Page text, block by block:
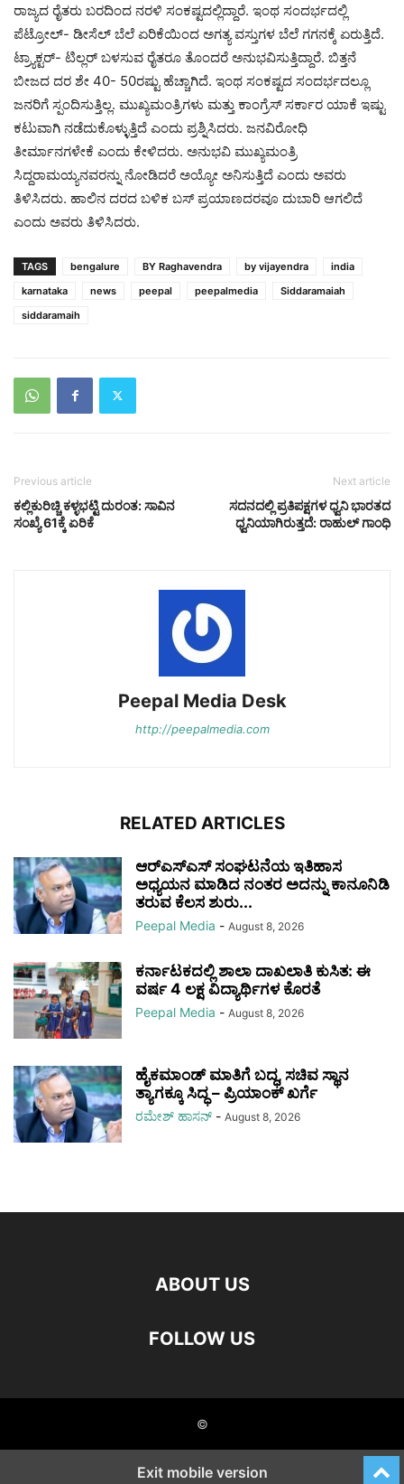
ರಾಜ್ಯದ ರೈತರು ಬರದಿಂದ ನರಳಿ ಸಂಕಷ್ಟದಲ್ಲಿದ್ದಾರೆ. ಇಂಥ ಸಂದರ್ಭದಲ್ಲಿ
ಪೆಟ್ರೋಲ್- ಡೀಸೆಲ್ ಬೆಲೆ ಏರಿಕೆಯಿಂದ ಅಗತ್ಯ ವಸ್ತುಗಳ ಬೆಲೆ ಗಗನಕ್ಕೆ ಏರುತ್ತಿದೆ.
ಟ್ರ್ಯಾಕ್ಟರ್- ಟಿಲ್ಲರ್ ಬಳಸುವ ರೈತರೂ ತೊಂದರೆ ಅನುಭವಿಸುತ್ತಿದ್ದಾರೆ. ಬಿತ್ತನೆ
ಬೀಜದ ದರ ಶೇ 40- 50ರಷ್ಟು ಹೆಚ್ಚಾಗಿದೆ. ಇಂಥ ಸಂಕಷ್ಟದ ಸಂದರ್ಭದಲ್ಲೂ
ಜನರಿಗೆ ಸ್ಪಂದಿಸುತ್ತಿಲ್ಲ. ಮುಖ್ಯಮಂತ್ರಿಗಳು ಮತ್ತು ಕಾಂಗ್ರೆಸ್ ಸರ್ಕಾರ ಯಾಕೆ ಇಷ್ಟು
ಕಟುವಾಗಿ ನಡೆದುಕೊಳ್ಳುತ್ತಿದೆ ಎಂದು ಪ್ರಶ್ನಿಸಿದರು. ಜನವಿರೋಧಿ
ತೀರ್ಮಾನಗಳೇಕೆ ಎಂದು ಕೇಳಿದರು. ಅನುಭವಿ ಮುಖ್ಯಮಂತ್ರಿ
ಸಿದ್ದರಾಮಯ್ಯನವರನ್ನು ನೋಡಿದರೆ ಅಯ್ಯೋ ಅನಿಸುತ್ತಿದೆ ಎಂದು ಅವರು
ತಿಳಿಸಿದರು. ಹಾಲಿನ ದರದ ಬಳಿಕ ಬಸ್ ಪ್ರಯಾಣದರವೂ ದುಬಾರಿ ಆಗಲಿದೆ
ಎಂದು ಅವರು ತಿಳಿಸಿದರು.
TAGS bengalure BY Raghavendra by vijayendra
india
karnataka
news peepal peepalmedia
Siddaramaiah
siddaramaih
Previous article
ಕಲ್ಲಿಕುರಿಚ್ಚಿ ಕಳ್ಳಭಟ್ಟಿ ದುರಂತ: ಸಾವಿನ
ಸಂಖ್ಯೆ 61ಕ್ಕೆ ಏರಿಕೆ
Next article
ಸದನದಲ್ಲಿ ಪ್ರತಿಪಕ್ಷಗಳ ಧ್ವನಿ ಭಾರತದ
ಧ್ವನಿಯಾಗಿರುತ್ತದೆ: ರಾಹುಲ್‌ ಗಾಂಧಿ
Peepal Media Desk
http://peepalmedia.com
RELATED ARTICLES
ಆರ್‌ಎಸ್‌ಎಸ್ ಸಂಘಟನೆಯ ಇತಿಹಾಸ
ಅಧ್ಯಯನ ಮಾಡಿದ ನಂತರ ಅದನ್ನು ಕಾನೂನಿಡಿ
ತರುವ ಕೆಲಸ ಶುರು...
Peepal Media - August 8, 2026
ಕರ್ನಾಟಕದಲ್ಲಿ ಶಾಲಾ ದಾಖಲಾತಿ ಕುಸಿತ: ಈ
ವರ್ಷ 4 ಲಕ್ಷ ವಿದ್ಯಾರ್ಥಿಗಳ ಕೊರತೆ
Peepal Media - August 8, 2026
ಹೈಕಮಾಂಡ್ ಮಾತಿಗೆ ಬದ್ಧ, ಸಚಿವ ಸ್ಥಾನ
ತ್ಯಾಗಕ್ಕೂ ಸಿದ್ಧ – ಪ್ರಿಯಾಂಕ್‌ ಖರ್ಗೆ
ರಮೇಶ್‌ ಹಾಸನ್‌ - August 8, 2026
ABOUT US
FOLLOW US
©
Exit mobile version